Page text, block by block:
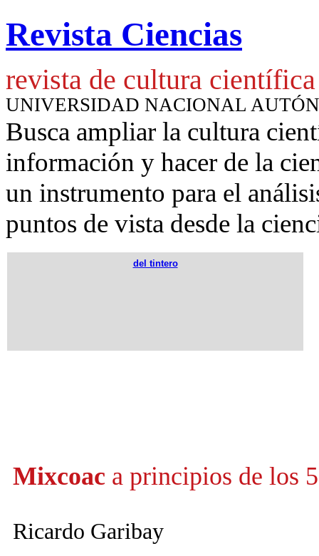
Revista Ciencias
revista de cultura científica
UNIVERSIDAD NACIONAL
Busca ampliar la cultura
información y hacer de la
un instrumento para el
puntos de vista desde la
del tintero
Mixcoac a principios de los
Ricardo Garibay